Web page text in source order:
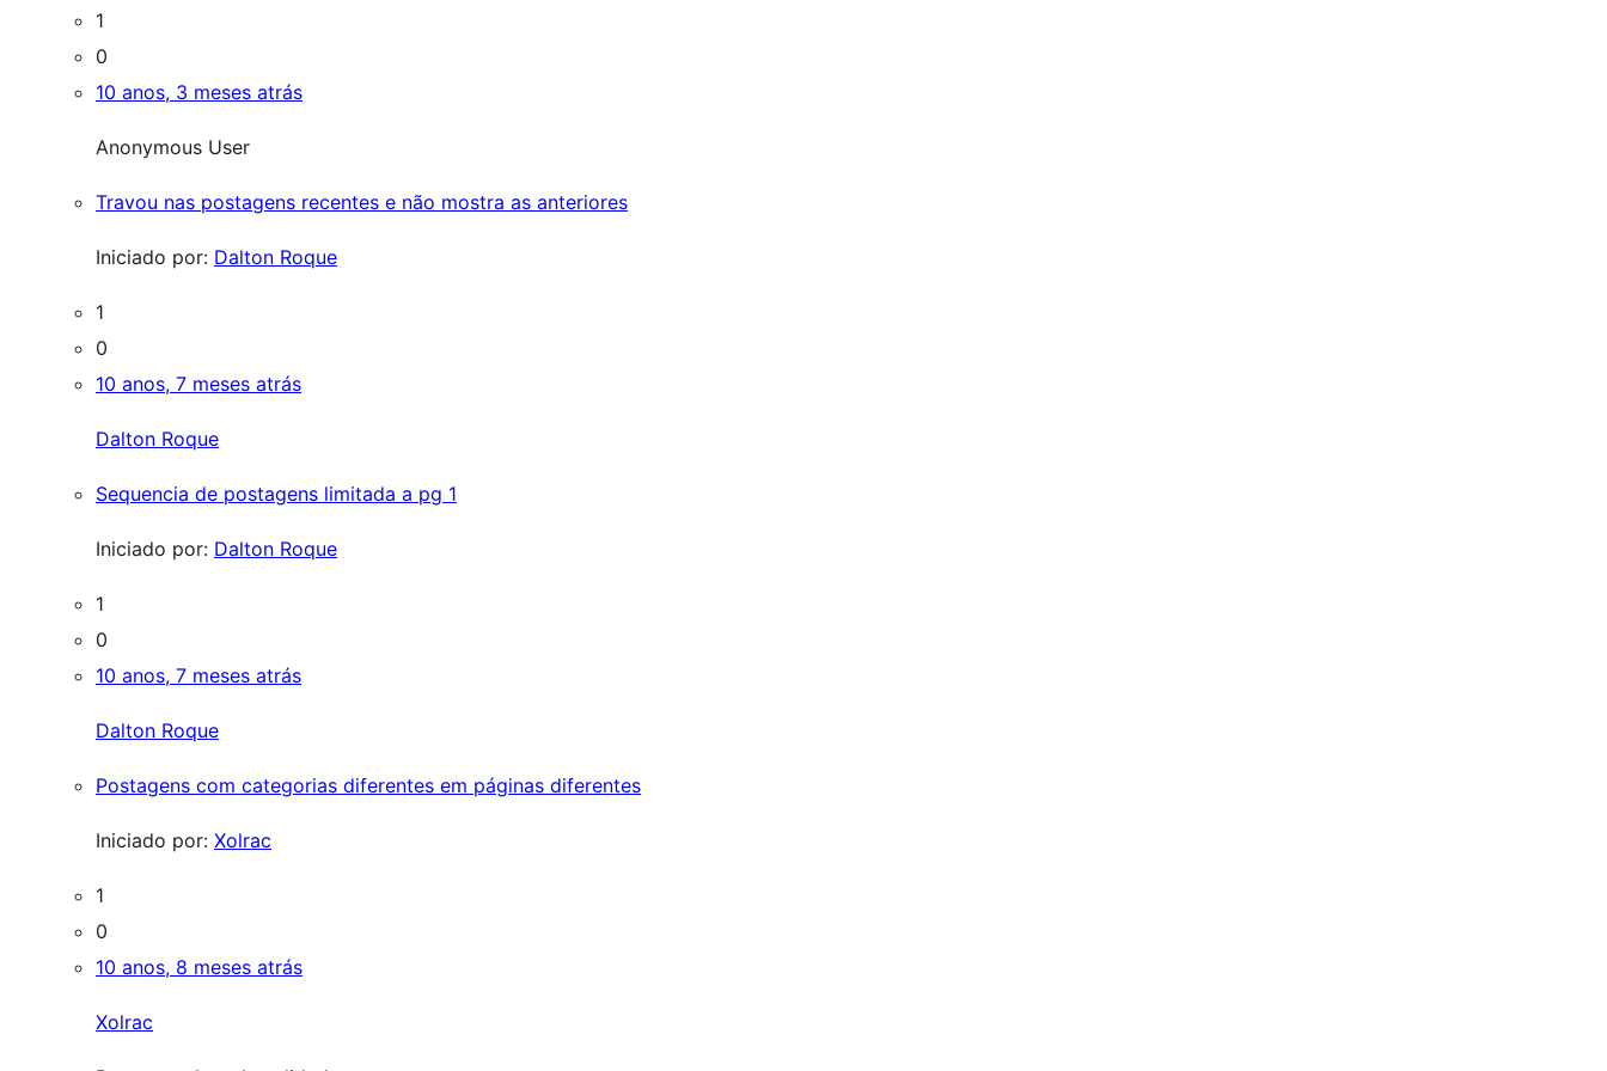
1
0
10 anos, 3 meses atrás
Anonymous User
Travou nas postagens recentes e não mostra as anteriores
Iniciado por: Dalton Roque
1
0
10 anos, 7 meses atrás
Dalton Roque
Sequencia de postagens limitada a pg 1
Iniciado por: Dalton Roque
1
0
10 anos, 7 meses atrás
Dalton Roque
Postagens com categorias diferentes em páginas diferentes
Iniciado por: Xolrac
1
0
10 anos, 8 meses atrás
Xolrac